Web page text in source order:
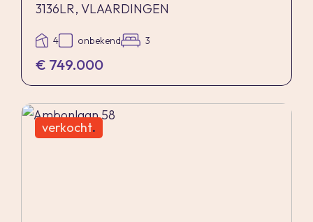
Gunning
Verkoper behoudt zich uitdrukkelijk het recht
voor het object te gunnen aan de gegadigde van
Nadrukkelijk zij vermeld dat alle informatie in
3136LR, VLAARDINGEN
4 onbekend 3
€ 749.000
verkocht.